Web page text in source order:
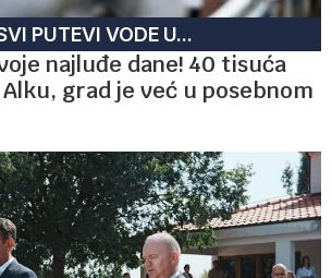
PUTEVI VODE U...
najluđe dane! 40 tisuća
grad je već u posebnom